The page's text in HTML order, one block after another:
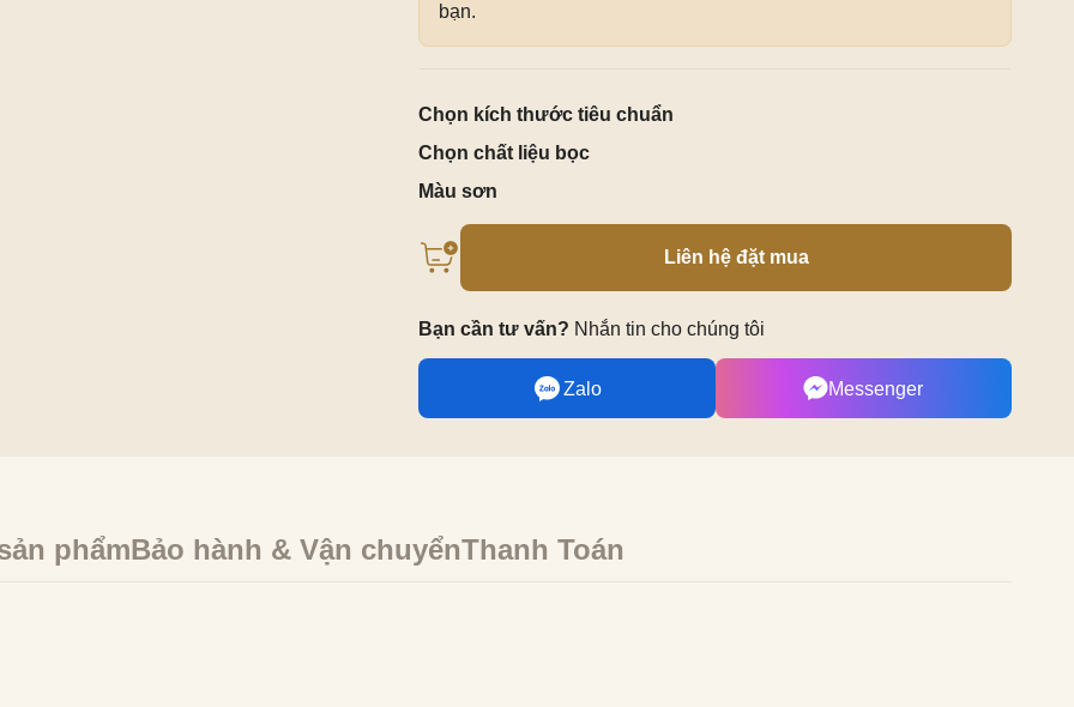
bạn.
Chọn kích thước tiêu chuẩn
Chọn chất liệu bọc
Màu sơn
Liên hệ đặt mua
Bạn cần tư vấn? Nhắn tin cho chúng tôi
Zalo Messenger
phẩmBảo hành & Vận chuyểnThanh Toán